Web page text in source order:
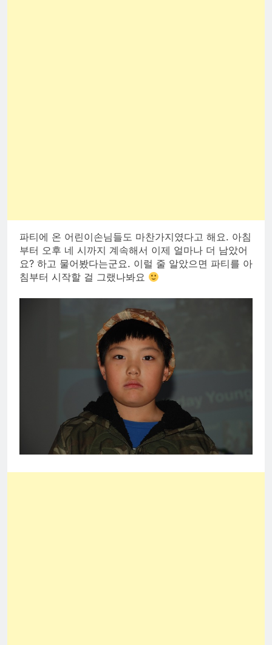
파티에 온 어린이손님들도 마찬가지였다고 해요. 아침
부터 오후 네 시까지 계속해서 이제 얼마나 더 남았어
요? 하고 물어봤다는군요. 이럴 줄 알았으면 파티를 아
침부터 시작할 걸 그랬나봐요